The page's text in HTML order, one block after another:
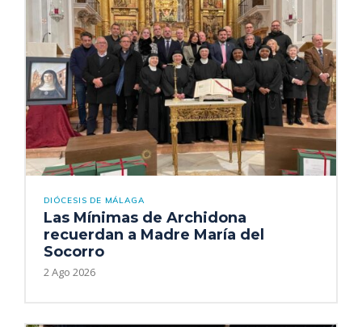
DIÓCESIS DE MÁLAGA
Las Mínimas de Archidona
recuerdan a Madre María del
Socorro
2 Ago 2026